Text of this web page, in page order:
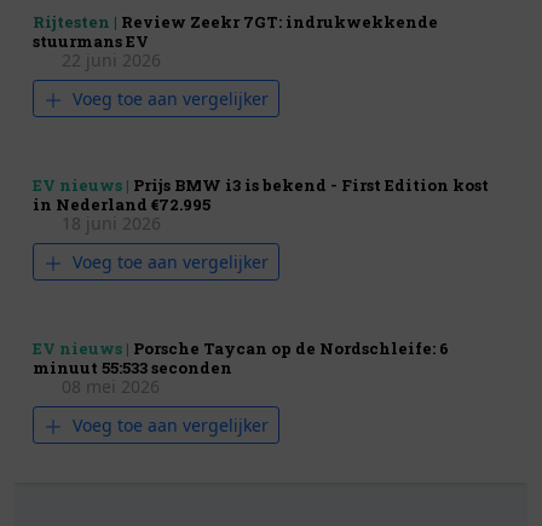
Rijtesten | Review Zeekr 7GT: indrukwekkende
stuurmans EV
22 juni 2026
Voeg toe aan vergelijker
EV nieuws | Prijs BMW i3 is bekend - First Edition kost
in Nederland €72.995
18 juni 2026
Voeg toe aan vergelijker
EV nieuws | Porsche Taycan op de Nordschleife: 6
minuut 55:533 seconden
08 mei 2026
Voeg toe aan vergelijker